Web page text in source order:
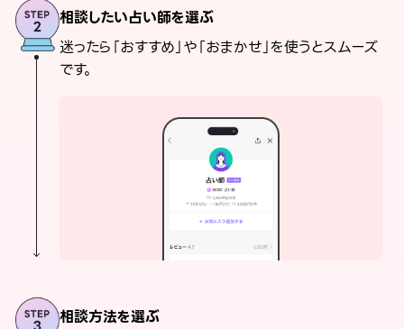
相談したい占い師を選ぶ
迷ったら「おすすめ」や「おまかせ」を使うとスムーズ
です。
相談方法を選ぶ